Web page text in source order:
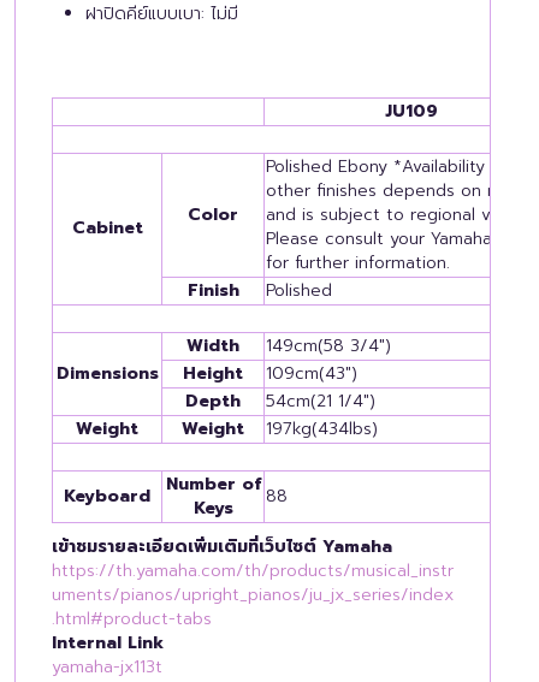
ฝาปิดคีย์แบบเบา: ไม่มี
JU109
Cabinet
Color
Polished Ebony *Availability of
other finishes depends on model
and is subject to regional
Please consult your Yamaha
for further information.
Finish
Polished
Dimensions
Width
149cm(58 3/4")
Height
109cm(43")
Depth
54cm(21 1/4")
Weight
Weight
197kg(434lbs)
Keyboard
Number of
Keys
88
เข้าชมรายละเอียดเพิ่มเติมที่เว็บไซต์ Yamaha
https://th.yamaha.com/th/products/musical_instr
uments/pianos/upright_pianos/ju_jx_series/index
.html#product-tabs
Internal Link
yamaha-jx113t